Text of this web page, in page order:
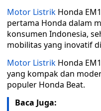
Motor Listrik Honda
pertama Honda dalam
konsumen Indonesia,
mobilitas yang inovatif
Motor Listrik Honda
yang kompak dan
populer Honda Beat.
Baca Juga: